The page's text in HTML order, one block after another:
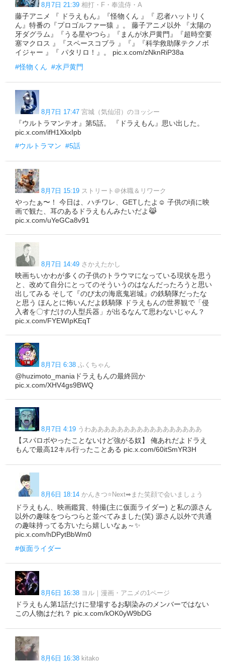
8月7日 21:39 相打・F・奉流侍・A
藤子アニメ 『 ドラえもん』『怪物くん 』『 忍者ハットリく
ん』特番の『プロゴルファー猿 』。 藤子アニメ以外 『太陽の
牙ダグラム』『うる星やつら』『まんが水戸黄門』『超時空要
塞マクロス 』『スペースコブラ 』『』『科学救助隊テクノボ
イジャー 』『 パタリロ！』。 pic.x.com/zNknRiP38a
#怪物くん #水戸黄門
8月7日 17:47 宮城（気仙沼）のヨッシー
『ウルトラマンテオ』第5話。 『ドラえもん』思い出した。
pic.x.com/ifH1XkxIpb
#ウルトラマン #5話
8月7日 15:19 ストリート＠休職＆リワーク
やったぁ〜！ 今日は、ハチワレ、GETしたよ☺️ 子供の頃に映
画で観た、耳のあるドラえもんみたいだよ😹
pic.x.com/uYeGCa8v91
8月7日 14:49 さかえたかし
映画ちいかわが多くの子供のトラウマになっている現状を思う
と、改めて自分にとってのそういうのはなんだったろうと思い
出してみる そして『のび太の海底鬼岩城』の鉄騎隊だったな
と思う ほんとに怖いんだよ鉄騎隊 ドラえもんの世界観で「侵
入者を〇すだけの人型兵器」が出るなんて思わないじゃん？
pic.x.com/FYEWIpKEqT
8月7日 6:38 ふくちゃん
@huzimoto_maniaドラえもんの最終回か
pic.x.com/XHV4gs9BWQ
8月7日 4:19 うわあああああああああああああああああ
【スパロボやったことないけど強がる奴】 俺あれだよドラえ
もんで最高12キル行ったことある pic.x.com/60itSmYR3H
8月6日 18:14 かんきつ⭐Next➡また笑顔で会いましょう
ドラえもん、映画鑑賞、特撮(主に仮面ライダー) と私の源さん
以外の趣味をつらつらと並べてみました(笑) 源さん以外で共通
の趣味持ってる方いたら嬉しいなぁ～✨
pic.x.com/hDPytBbWm0
#仮面ライダー
8月6日 16:38 ヨル｜漫画・アニメの1ページ
ドラえもん第1話だけに登場するお馴染みのメンバーではない
この人物はだれ？ pic.x.com/kOK0yW9bDG
8月6日 16:38 kitako